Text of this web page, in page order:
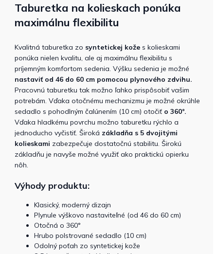
Taburetka na kolieskach ponúka
maximálnu flexibilitu
Kvalitná taburetka zo syntetickej kože s kolieskami
ponúka nielen kvalitu, ale aj maximálnu flexibilitu s
príjemným komfortom sedenia. Výšku sedenia je možné
nastaviť od 46 do 60 cm pomocou plynového zdvihu.
Pracovnú taburetku tak možno ľahko prispôsobiť vašim
potrebám. Vďaka otočnému mechanizmu je možné okrúhle
sedadlo s pohodlným čalúnením (10 cm) otočiť o 360°.
Vďaka hladkému povrchu možno taburetku rýchlo a
jednoducho vyčistiť. Široká základňa s 5 dvojitými
kolieskami zabezpečuje dostatočnú stabilitu. Širokú
základňu je navyše možné využiť ako praktickú opierku
nôh.
Výhody produktu:
Klasický, moderný dizajn
Plynule výškovo nastaviteľné (od 46 do 60 cm)
Otočná o 360°
Hrubo polstrované sedadlo (10 cm)
Odolný poťah zo syntetickej kože